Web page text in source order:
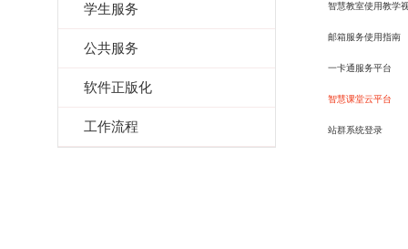
学生服务
公共服务
软件正版化
工作流程
智慧教室使用教学
邮箱服务使用指南
一卡通服务平台
智慧课堂云平台
站群系统登录